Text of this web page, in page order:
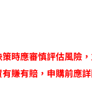
時應審慎評估風險
賺有賠，申購前應